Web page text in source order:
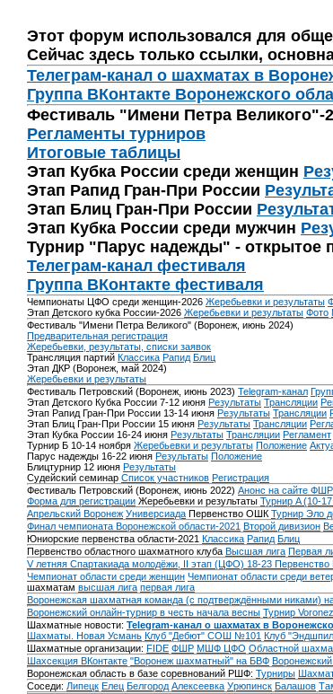
Этот форум использовался для
Сейчас здесь только ссылки,
Телеграм-канал о шахматах в
Группа ВКонтакте Воронежского
Фестиваль "Имени Петра Великого"-
Регламенты турниров
Итоговые таблицы
Этап Кубка России среди женщин
Этап Рапид Гран-При России
Этап Блиц Гран-При России
Этап Кубка России среди мужчин
Турнир "Парус надежды" - открытое
Телеграм-канал фестиваля
Группа ВКонтакте фестиваля
Чемпионаты ЦФО среди женщин-2026 Жеребьевки и результаты
Этап Детского кубка России-2026 Жеребьевки и результаты Фото
Фестиваль "Имени Петра Великого" (Воронеж, июнь 2024)
Предварительная регистрация
Жеребьевки, результаты, списки заявок
Трансляция партий Классика Рапид Блиц
Этап ДКР (Воронеж, май 2024)
Жеребьевки и результаты
Фестиваль Петровский (Воронеж, июнь 2023) Telegram-канал
Этап Детского Кубка России 7-12 июня Результаты Трансляции
Этап Рапид Гран-При России 13-14 июня Результаты Трансляции
Этап Блиц Гран-При России 15 июня Результаты Трансляции
Этап Кубка России 16-24 июня Результаты Трансляции Регламент
Турнир Б 10-14 ноября Жеребьевки и результаты Положение
Парус надежды 16-22 июня Результаты Положение
Блицтурнир 12 июня Результаты
Судейский семинар Список участников Регистрация
Фестиваль Петровский (Воронеж, июнь 2022) Анонс на сайте ФШР
Форма для регистрации Жеребьевки и результаты Турнир A (10-
Апрельский Воронеж Универсиада Первенство ОШК Турнир Эло
Финал чемпионата Воронежской области-2021 Второй дивизион
Юниорские первенства области-2021 Классика Рапид Блиц
Первенство областного шахматного клуба Высшая лига Первая
V летняя Спартакиада молодёжи, II этап (ЦФО) 18-23 Первенство
Чемпионат области среди женщин Чемпионат области среди
шахматам высшая лига первая лига
Воронежская шахматная команда (с подтверждёнными никами)
Воронежский онлайн-турнир в честь начала весны Турнир
Шахматные новости: Telegram-канал о шахматах в
Шахматы. Новая Усмань Клуб "Дебют" СОШ №101 Клуб
Шахматные организации: FIDE ФШР МШФ ЦФО Областной
Шахсекция ВКонтакте "Воронеж шахматный" на БВФ
Воронежская область в базе соревнований РШФ: Турниры
Соседи: Липецк Елец Белгород Алексеевка Урюпинск Балашов